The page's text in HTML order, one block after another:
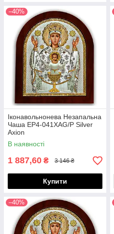
–40%
Іконавольнонева Незапальна
Чаша EP4-041XAG/P Silver
Axion
В наявності
1 887,60 ₴ 3 146 ₴
Купити
–40%